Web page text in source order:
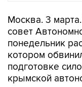
Москва. 3
совет
понедельник
котором
подготовке
крымской